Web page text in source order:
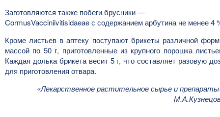
Заготовляются также побеги брусники —
CormusVacciniivitisidaeae с содержанием арбутина не менее 4
Кроме листьев в аптеку поступают брикеты различной
массой по 50 г, приготовленные из крупного порошка
Каждая долька брикета весит 5 г, что составляет разовую
для приготовления отвара.
«Лекарственное растительное сырье и